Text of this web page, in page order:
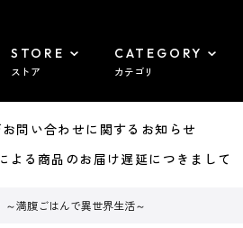
STORE
ストア
CATEGORY
カテゴリ
問い合わせに関するお知らせ
る商品のお届け遅延につきまして
満腹ごはんで異世界生活～